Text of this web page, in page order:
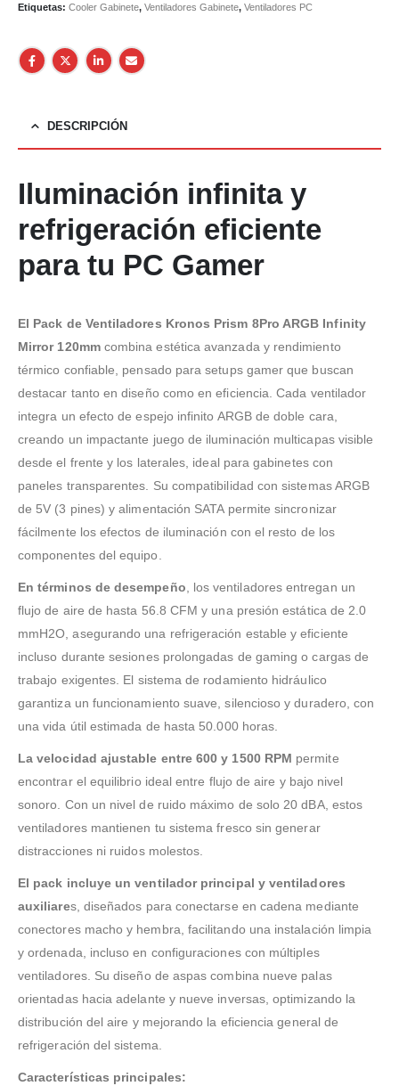
Etiquetas: Cooler Gabinete, Ventiladores Gabinete, Ventiladores PC
DESCRIPCIÓN
Iluminación infinita y
refrigeración eficiente
para tu PC Gamer
El Pack de Ventiladores Kronos Prism 8Pro ARGB Infinity
Mirror 120mm combina estética avanzada y rendimiento
térmico confiable, pensado para setups gamer que buscan
destacar tanto en diseño como en eficiencia. Cada ventilador
integra un efecto de espejo infinito ARGB de doble cara,
creando un impactante juego de iluminación multicapas visible
desde el frente y los laterales, ideal para gabinetes con
paneles transparentes. Su compatibilidad con sistemas ARGB
de 5V (3 pines) y alimentación SATA permite sincronizar
fácilmente los efectos de iluminación con el resto de los
componentes del equipo.
En términos de desempeño , los ventiladores entregan un
flujo de aire de hasta 56.8 CFM y una presión estática de 2.0
mmH2O, asegurando una refrigeración estable y eficiente
incluso durante sesiones prolongadas de gaming o cargas de
trabajo exigentes. El sistema de rodamiento hidráulico
garantiza un funcionamiento suave, silencioso y duradero, con
una vida útil estimada de hasta 50.000 horas.
La velocidad ajustable entre 600 y 1500 RPM permite
encontrar el equilibrio ideal entre flujo de aire y bajo nivel
sonoro. Con un nivel de ruido máximo de solo 20 dBA, estos
ventiladores mantienen tu sistema fresco sin generar
distracciones ni ruidos molestos.
El pack incluye un ventilador principal y ventiladores
auxiliares, diseñados para conectarse en cadena mediante
conectores macho y hembra, facilitando una instalación limpia
y ordenada, incluso en configuraciones con múltiples
ventiladores. Su diseño de aspas combina nueve palas
orientadas hacia adelante y nueve inversas, optimizando la
distribución del aire y mejorando la eficiencia general de
refrigeración del sistema.
Características principales: